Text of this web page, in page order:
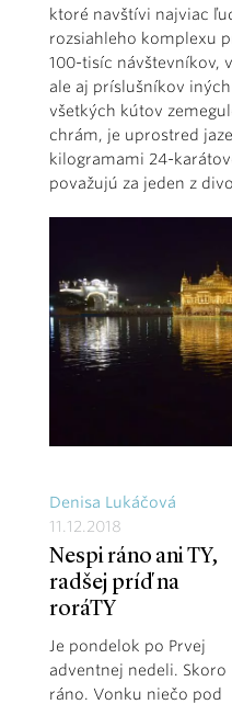
ktoré navštívi najviac
rozsiahleho komplexu
100-tisíc návštevníkov,
ale aj príslušníkov
všetkých kútov
chrám, je uprostred
kilogramami 24-
považujú za jeden z
Denisa Lukáčová
11.12.2018
Nespi ráno ani TY,
radšej príď na
roráTY
Je pondelok po Prvej
adventnej nedeli. Skoro
ráno. Vonku niečo pod